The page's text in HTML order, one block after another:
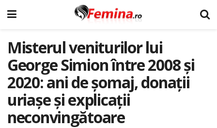
Misterul veniturilor lui
George Simion între 2008 și
2020: ani de șomaj, donații
uriașe și explicații
neconvingătoare